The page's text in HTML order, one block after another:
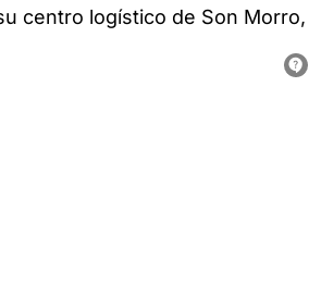
centro logístico de Son Morro,